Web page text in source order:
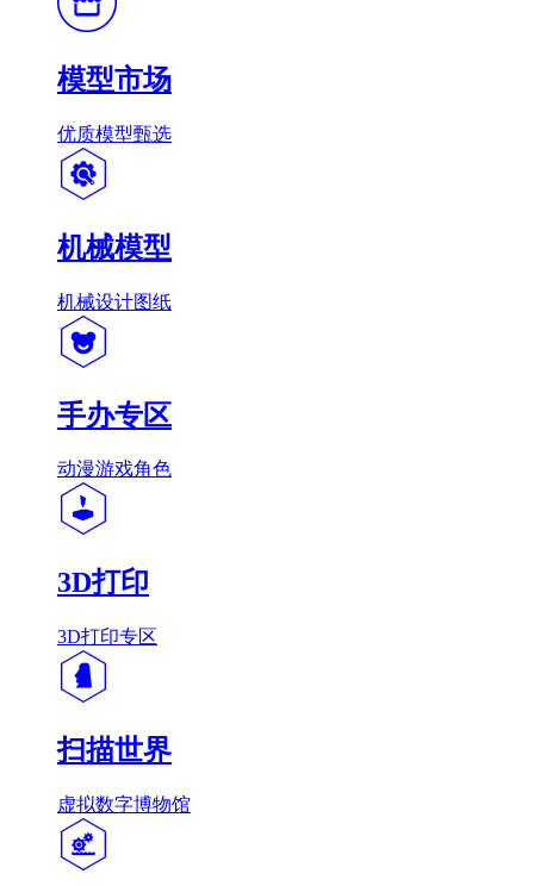
模型市场
优质模型甄选
机械模型
机械设计图纸
手办专区
动漫游戏角色
3D打印
3D打印专区
扫描世界
虚拟数字博物馆